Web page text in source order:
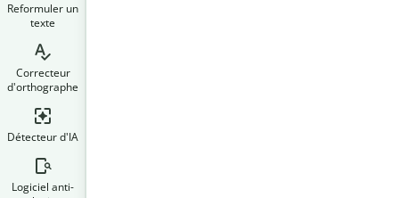
Reformuler un
texte
Correcteur
d'orthographe
Détecteur d'IA
Logiciel anti-